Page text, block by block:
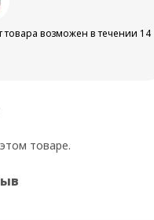
товара возможен в течении 14
товаре.